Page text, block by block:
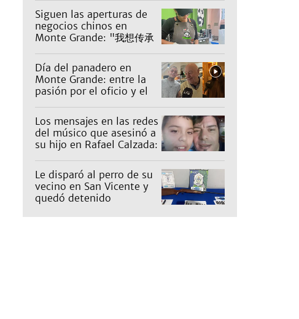
desde $1.000
Siguen las aperturas de
negocios chinos en
Monte Grande: "我想传承
Día del panadero en
Monte Grande: entre la
pasión por el oficio y el
ventas
Los mensajes en las redes
del músico que asesinó a
su hijo en Rafael Calzada:
Le disparó al perro de su
vecino en San Vicente y
quedó detenido